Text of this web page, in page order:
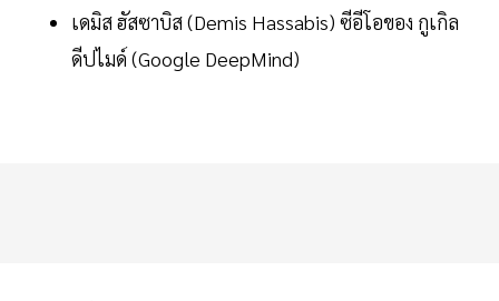
เดมิส ฮัสซาบิส (Demis Hassabis) ซีอีโอของ กูเกิล
ดีปไมด์ (Google DeepMind)